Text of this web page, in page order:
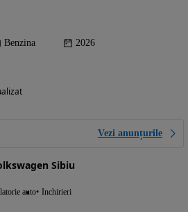
Benzina 2026
Vezi anunțurile
Sibiu
auto Inchirieri